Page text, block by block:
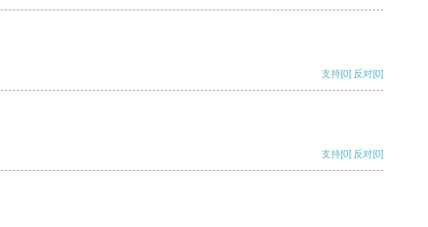
支持[0] 反对[0]
支持[0] 反对[0]